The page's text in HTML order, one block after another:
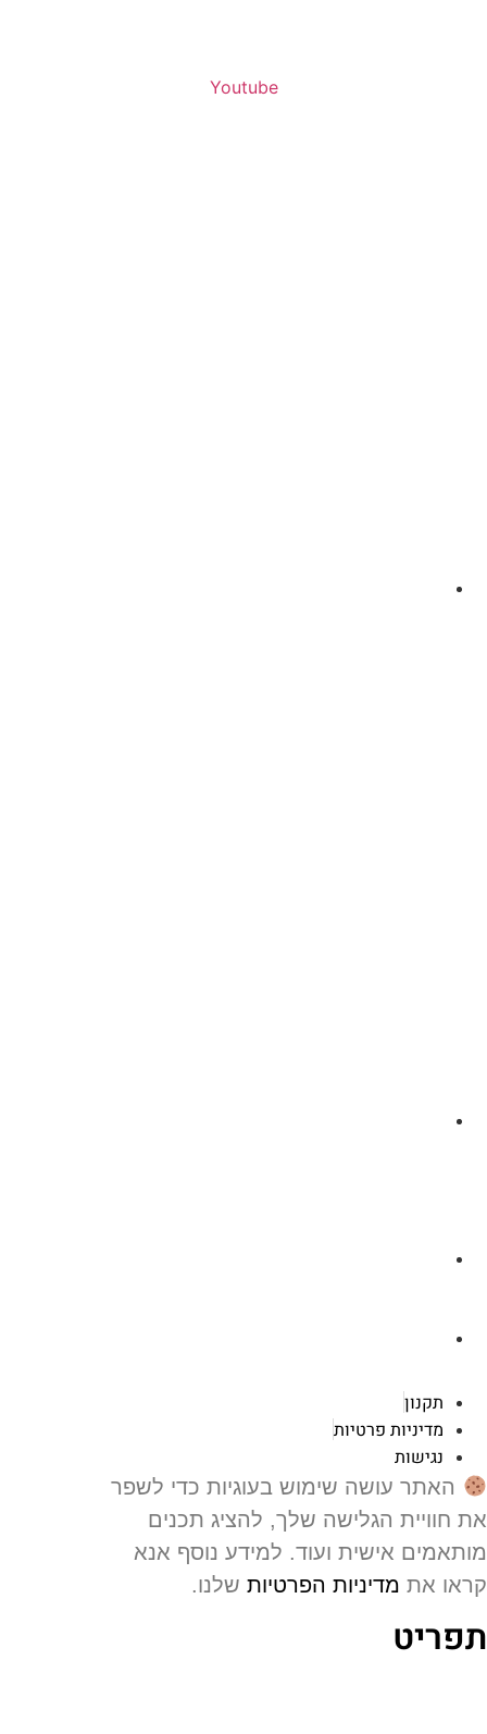
Youtube
תקנון
מדיניות פרטיות
נגישות
האתר עושה שימוש בעוגיות כדי לשפר
חוויית הגלישה שלך, להציג תכנים
אישית ועוד. למידע נוסף אנא
אתמדיניות הפרטיותשלנו.